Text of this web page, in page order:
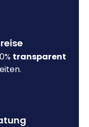
transparent